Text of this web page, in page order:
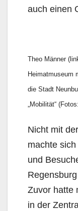
auch einen
Theo Männer
Heimatmuseum
die Stadt
„Mobilität“
Nicht mit
machte
und
Zuvor hatte
in der